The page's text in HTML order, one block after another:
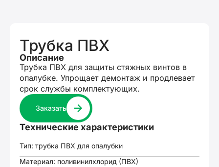
Трубка ПВХ
Описание
Трубка ПВХ для защиты стяжных винтов в
опалубке. Упрощает демонтаж и продлевает
срок службы комплектующих.
Заказать
Технические характеристики
Тип: трубка ПВХ для опалубки
Материал: поливинилхлорид (ПВХ)